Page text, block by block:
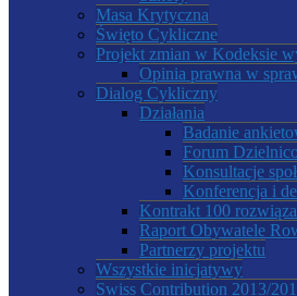
Masa Krytyczna
Święto Cykliczne
Projekt zmian w Kodeksie
Opinia prawna w
Dialog Cykliczny
Działania
Badanie
Forum
Konsultacje
Konferencja i
Kontrakt 100
Raport Obywatele
Partnerzy projektu
Wszystkie inicjatywy
Swiss Contribution 2013/